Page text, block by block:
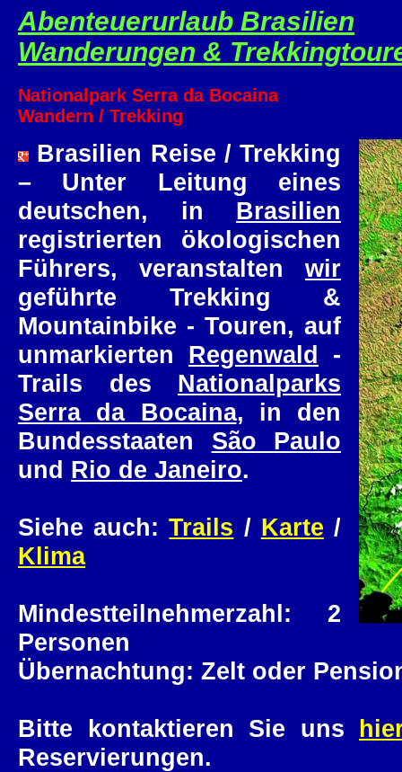
Abenteuerurlaub Brasilien
Wanderungen &
Nationalpark Serra da Bocaina
Wandern / Trekking
Brasilien Reise / Trekking
– Unter Leitung eines
deutschen, in Brasilien
registrierten ökologischen
Führers, veranstalten wir
geführte Trekking &
Mountainbike - Touren, auf
unmarkierten Regenwald -
Trails des Nationalparks
Serra da Bocaina, in den
Bundesstaaten São Paulo
und Rio de Janeiro.
Siehe auch:Trails / Karte /
Klima
Mindestteilnehmerzahl: 2
Personen
Übernachtung: Zelt oder
Bitte kontaktieren Sie uns
Reservierungen.